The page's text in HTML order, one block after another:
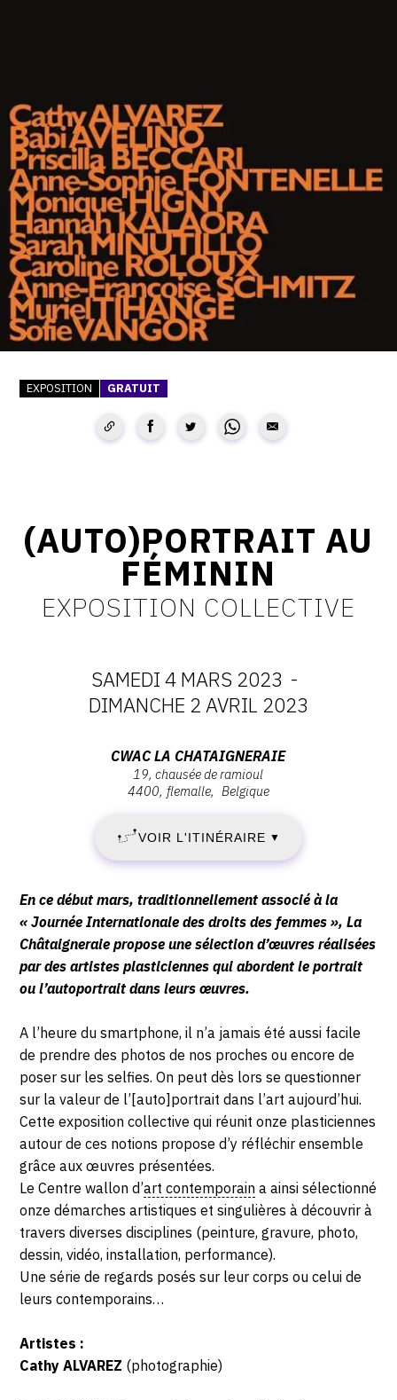
ABONNEMENTS DÉDIÉS AUX GALERISTES
CRÉER SON SITE ARTISTE
CRÉER SON CATALOGUE D'EXPO
PUBLIER SES EXPOSITIONS
DEVENIR CONTRIBUTEUR
À PROPOS
L'ÉQUIPE OAM
À PROPOS D'OAM
CONTACT
SUIVEZ-NOUS
INSTAGRAM
TWITTER
PINTEREST
EXPOSITION GRATUIT
(AUTO)PORTRAIT AU
FÉMININ
EXPOSITION COLLECTIVE
DATES
:
SAMEDI
4
MARS
2023
-
DIMANCHE
AVRIL
2023
SAMEDI 4 MARS 2023 -
DIMANCHE 2 AVRIL 2023
Chataigneraie,
Chausée
de
Ramioul,
4400
flemalle
CWAC LA CHATAIGNERAIE
19, chausée de ramioul
4400 flemalle Belgique
VOIR L'ITINÉRAIRE ▼
Description,
horaires...
En ce début mars, traditionnellement associé à la
« Journée Internationale des droits des femmes », La
Châtaigneraie propose une sélection d’œuvres réalisées
par des artistes plasticiennes qui abordent le portrait
ou l’autoportrait dans leurs œuvres.
A l’heure du smartphone, il n’a jamais été aussi facile
de prendre des photos de nos proches ou encore de
poser sur les selfies. On peut dès lors se questionner
sur la valeur de l’[auto]portrait dans l’art aujourd’hui.
Cette exposition collective qui réunit onze plasticiennes
autour de ces notions propose d’y réfléchir ensemble
grâce aux œuvres présentées.
Le Centre wallon d’art contemporain a ainsi sélectionné
onze démarches artistiques et singulières à découvrir à
travers diverses disciplines (peinture, gravure, photo,
dessin, vidéo, installation, performance).
Une série de regards posés sur leur corps ou celui de
leurs contemporains…
Artistes :
Cathy ALVAREZ (photographie)